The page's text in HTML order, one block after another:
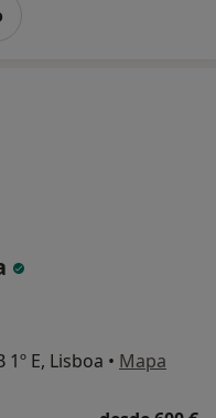
E, Lisboa • Mapa